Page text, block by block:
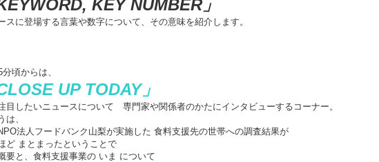
KEYWORD, KEY NUMBER」
スに登場する言葉や数字について、その意味を紹介します。
頃からは、
CLOSE UP TODAY」
目したいニュースについて 専門家や関係者のかたにインタビューするコーナー。
は、
法人フードバンク山梨が実施した 食料支援先の世帯への調査結果が
ど まとまったということで
要と、食料支援事業の いま について